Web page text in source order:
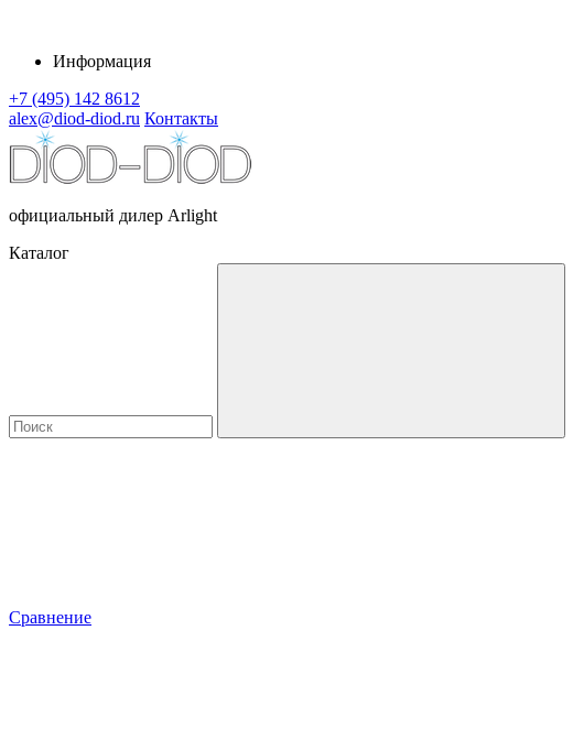
Информация
+7 (495) 142 8612
alex@diod-diod.ru Контакты
официальный дилер Arlight
Каталог
Сравнение